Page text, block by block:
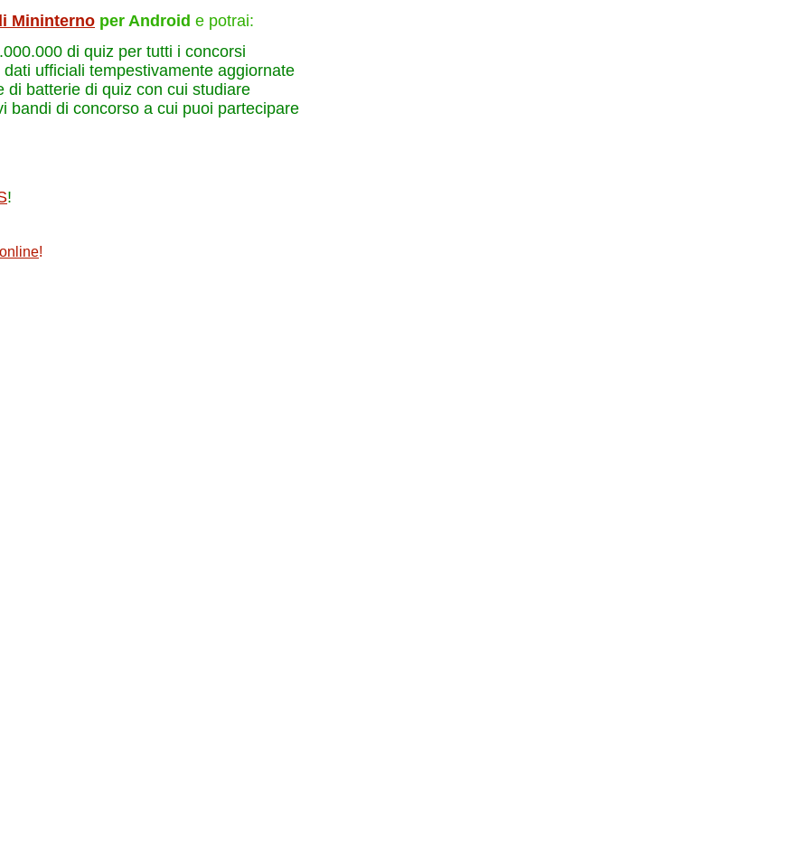
Mininterno per Android e potrai:
di quiz per tutti i concorsi
ufficiali tempestivamente aggiornate
di batterie di quiz con cui studiare
bandi di concorso a cui puoi partecipare
!
!